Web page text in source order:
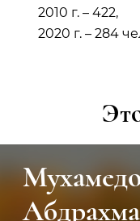
2010 г. – 422,
2020 г. – 284